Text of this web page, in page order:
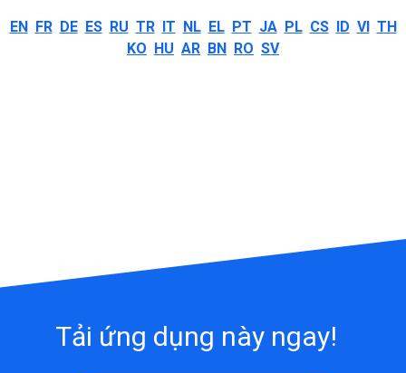
EN FR DE ES RU TR IT NL EL PT JA PL CS ID VI TH
KO HU AR BN RO SV
Tải ứng dụng này ngay!